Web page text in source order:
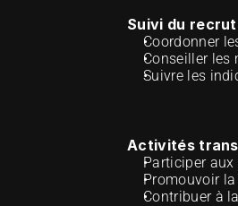
Suivi du
Coordonner
Conseiller les
Suivre les
Activités
Participer
Promouvoir
Contribuer à